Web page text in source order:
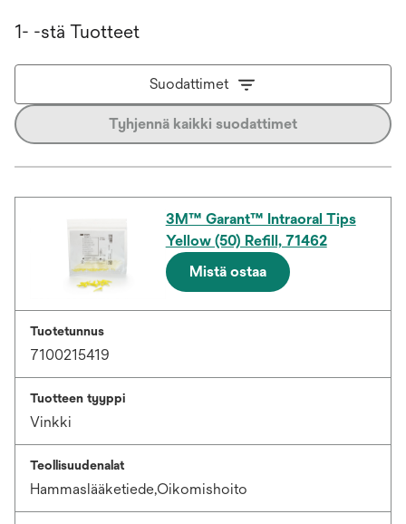
1- -stä Tuotteet
Suodattimet
Tyhjennä kaikki suodattimet
3M™ Garant™ Intraoral Tips
Yellow (50) Refill, 71462
Mistä ostaa
Tuotetunnus
7100215419
Tuotteen tyyppi
Vinkki
Teollisuudenalat
Hammaslääketiede,Oikomishoito